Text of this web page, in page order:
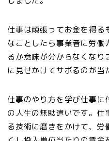
仕事は頑張ってお金を得る
なことしたら事業者に労働
るか意味が分からなくなり
に見せかけてサボるのが当
仕事のやり方を学び仕事に
の人生の無駄遣いです。仕
る技術に磨きをかけて、労